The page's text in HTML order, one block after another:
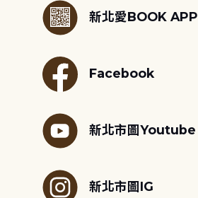
新北愛BOOK APP
Facebook
新北市圖Youtube
新北市圖IG